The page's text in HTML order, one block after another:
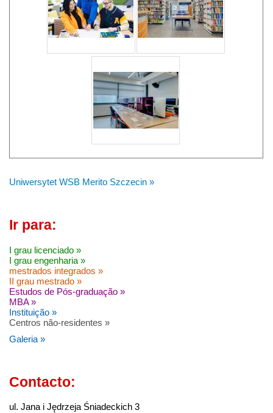
Uniwersytet WSB Merito Szczecin »
Ir para:
I grau licenciado »
I grau engenharia »
mestrados integrados »
II grau mestrado »
Estudos de Pós-graduação »
MBA »
Instituição »
Centros não-residentes »
Galeria »
Contacto:
ul. Jana i Jędrzeja Śniadeckich 3